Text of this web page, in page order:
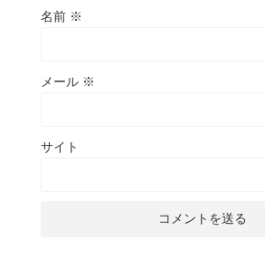
名前 ※
メール ※
サイト